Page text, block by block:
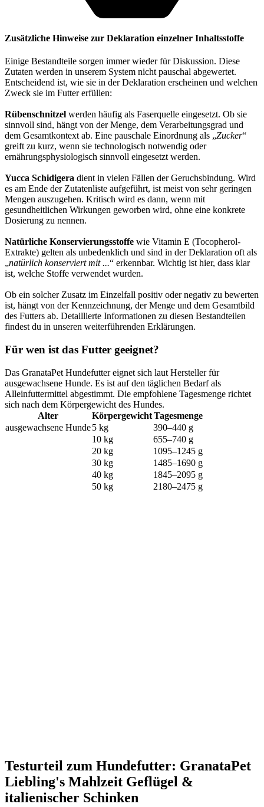
Zusätzliche Hinweise zur Deklaration einzelner Inhaltsstoffe
Einige Bestandteile sorgen immer wieder für Diskussion. Diese
Zutaten werden in unserem System nicht pauschal abgewertet.
Entscheidend ist, wie sie in der Deklaration erscheinen und welchen
Zweck sie im Futter erfüllen:
Rübenschnitzel werden häufig als Faserquelle eingesetzt. Ob sie
sinnvoll sind, hängt von der Menge, dem Verarbeitungsgrad und
dem Gesamtkontext ab. Eine pauschale Einordnung als „Zucker“
greift zu kurz, wenn sie technologisch notwendig oder
ernährungsphysiologisch sinnvoll eingesetzt werden.
Yucca Schidigera dient in vielen Fällen der Geruchsbindung. Wird
es am Ende der Zutatenliste aufgeführt, ist meist von sehr geringen
Mengen auszugehen. Kritisch wird es dann, wenn mit
gesundheitlichen Wirkungen geworben wird, ohne eine konkrete
Dosierung zu nennen.
Natürliche Konservierungsstoffe wie Vitamin E (Tocopherol-
Extrakte) gelten als unbedenklich und sind in der Deklaration oft als
„natürlich konserviert mit ...“ erkennbar. Wichtig ist hier, dass klar
ist, welche Stoffe verwendet wurden.
Ob ein solcher Zusatz im Einzelfall positiv oder negativ zu bewerten
ist, hängt von der Kennzeichnung, der Menge und dem Gesamtbild
des Futters ab. Detaillierte Informationen zu diesen Bestandteilen
findest du in unseren weiterführenden Erklärungen.
Für wen ist das Futter geeignet?
Das GranataPet Hundefutter eignet sich laut Hersteller für
ausgewachsene Hunde. Es ist auf den täglichen Bedarf als
Alleinfuttermittel abgestimmt. Die empfohlene Tagesmenge richtet
sich nach dem Körpergewicht des Hundes.
Alter
KörpergewichtTagesmenge
ausgewachsene Hunde5 kg
390–440 g
10 kg
655–740 g
20 kg
1095–1245 g
30 kg
1485–1690 g
40 kg
1845–2095 g
50 kg
2180–2475 g
Testurteil zum Hundefutter: GranataPet
Liebling's Mahlzeit Geflügel &
italienischer Schinken